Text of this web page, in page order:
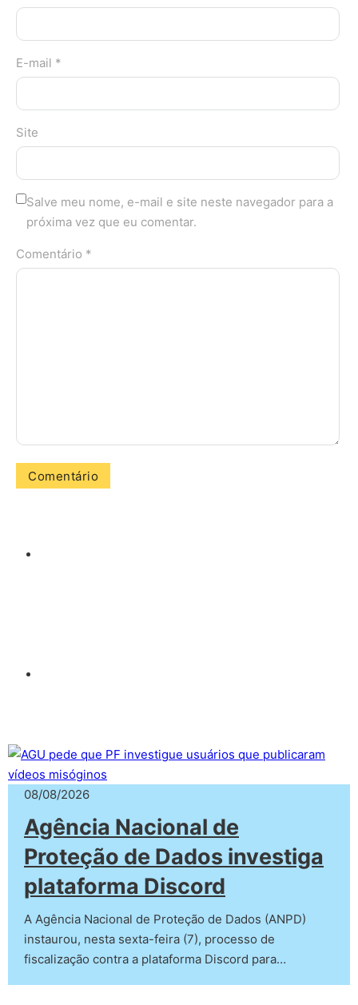
E-mail *
Site
Salve meu nome, e-mail e site neste navegador para a
próxima vez que eu comentar.
Comentário *
08/08/2026
Agência Nacional de
Proteção de Dados investiga
plataforma Discord
A Agência Nacional de Proteção de Dados (ANPD)
instaurou, nesta sexta-feira (7), processo de
fiscalização contra a plataforma Discord para…